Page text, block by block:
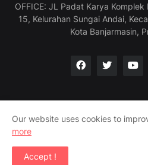
OFFICE: JL Padat Karya
15, Kelurahan Sungai Andai,
Kota Banjarmasin,
Manajemen & Redaksi
Our website uses cookies to
more
Accept !